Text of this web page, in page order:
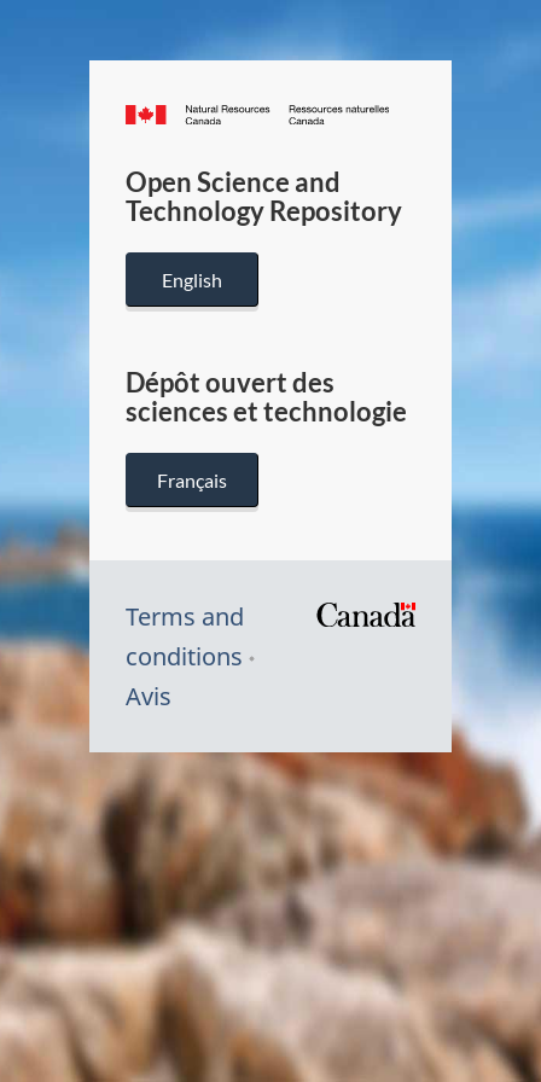
Canada.ca
/
Canada
Open Science and
Technology Repository
English
Dépôt ouvert des
sciences et technologie
Français
Terms and
conditions
Avis
Symbole
du
Canada